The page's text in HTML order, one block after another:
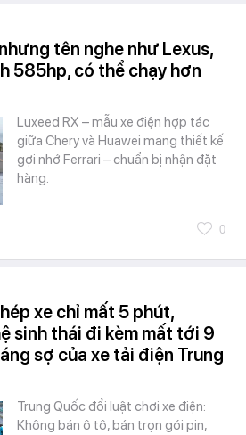
tên nghe như Lexus,
585hp, có thể chạy hơn
Luxeed RX – mẫu xe điện hợp tác
giữa Chery và Huawei mang thiết kế
gợi nhớ Ferrari – chuẩn bị nhận đặt
hàng.
0
xe chỉ mất 5 phút,
sinh thái đi kèm mất tới 9
sợ của xe tải điện Trung
Trung Quốc đổi luật chơi xe điện:
Không bán ô tô, bán trọn gói pin,